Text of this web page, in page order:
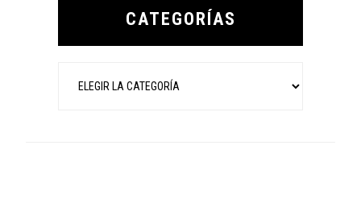
CATEGORÍAS